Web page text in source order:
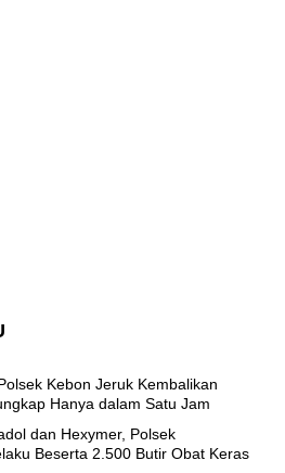
Kebon Jeruk Kembalikan
Hanya dalam Satu Jam
dan Hexymer, Polsek
Beserta 2.500 Butir Obat Keras